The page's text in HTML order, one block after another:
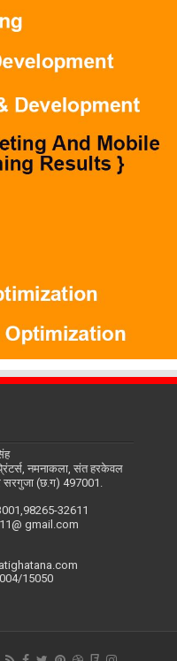
नमनाकला, संत हरकेवल
सरगुजा (छ.ग) 497001.
32611
gmail.com
15050